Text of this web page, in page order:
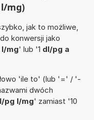
mg)
jak to możliwe,
konwersji jako
mg' lub '1 dl/pg a
'ile to' (lub '=' / '-
dwóch
pg l/mg' zamiast '10